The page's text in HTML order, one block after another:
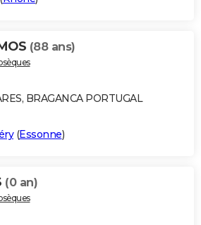
(88 ans)
BRAGANCA PORTUGAL
(Essonne)
(0 an)